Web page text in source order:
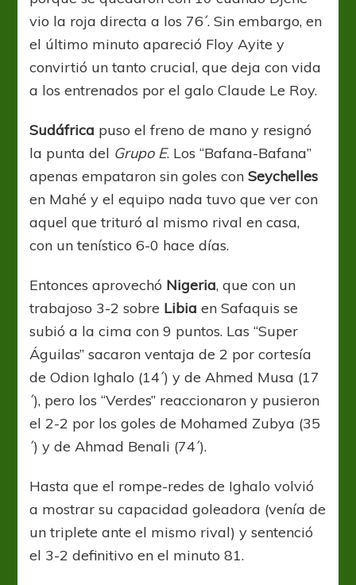
vio la roja directa a los 76´. Sin embargo, en
el último minuto apareció Floy Ayite y
convirtió un tanto crucial, que deja con vida
a los entrenados por el galo Claude Le Roy.
Sudáfrica puso el freno de mano y resignó
la punta del Grupo E. Los “Bafana-Bafana”
apenas empataron sin goles conSeychelles
en Mahé y el equipo nada tuvo que ver con
aquel que trituró al mismo rival en casa,
con un tenístico 6-0 hace días.
Entonces aprovechó Nigeria, que con un
trabajoso 3-2 sobre Libia en Safaquis se
subió a la cima con 9 puntos. Las “Super
Águilas” sacaron ventaja de 2 por cortesía
de Odion Ighalo (14´) y de Ahmed Musa (17
´), pero los “Verdes” reaccionaron y pusieron
el 2-2 por los goles de Mohamed Zubya (35
´) y de Ahmad Benali (74´).
Hasta que el rompe-redes de Ighalo volvió
a mostrar su capacidad goleadora (venía de
un triplete ante el mismo rival) y sentenció
el 3-2 definitivo en el minuto 81.